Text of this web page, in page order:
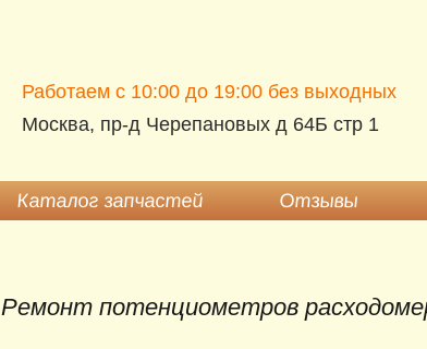
Работаем c 10:00 до 19:00 без выходных
Москва, пр-д Черепановых д 64Б стр 1
Каталог запчастей Отзывы
Ремонт потенциометров